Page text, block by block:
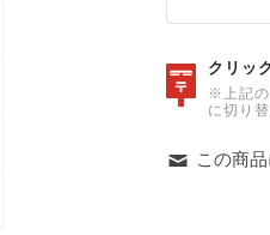
クリッ
※上記の
に切り
この商